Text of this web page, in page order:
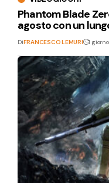
Phantom Blade
agosto con un
DiFRANCESCO LEMURI 1